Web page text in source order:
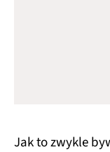
Jak to zwykle